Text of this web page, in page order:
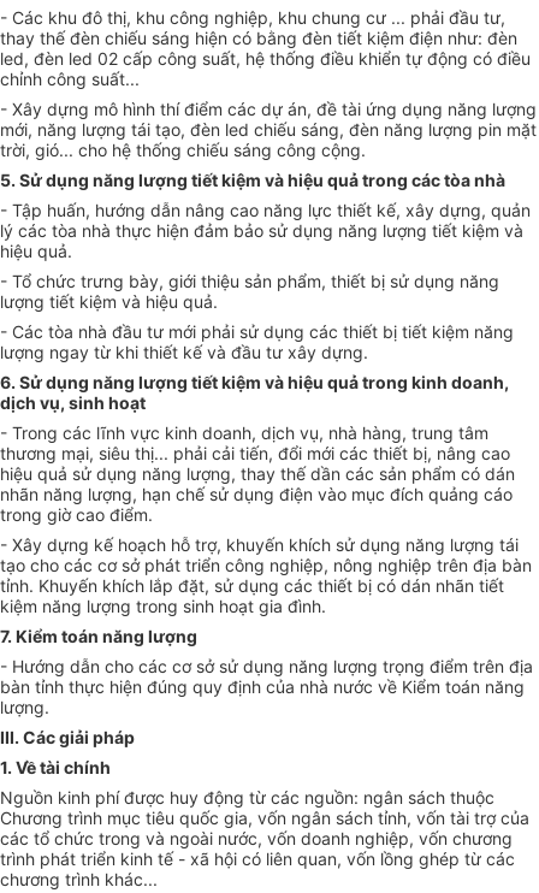
- Các khu đô thị, khu công nghiệp, khu chung cư ... phải đầu tư,
thay thế đèn chiếu sáng hiện có bằng đèn tiết kiệm điện như: đèn
led, đèn led 02 cấp công suất, hệ thống điều khiển tự động có điều
chỉnh công suất...
- Xây dựng mô hình thí điểm các dự án, đề tài ứng dụng năng lượng
mới, năng lượng tái tạo, đèn led chiếu sáng, đèn năng lượng pin mặt
trời, gió... cho hệ thống chiếu sáng công cộng.
5. Sử dụng năng lượng tiết kiệm và hiệu quả trong các tòa nhà
- Tập huấn, hướng dẫn nâng cao năng lực thiết kế, xây dựng, quản
lý các tòa nhà thực hiện đảm bảo sử dụng năng lượng tiết kiệm và
hiệu quả.
- Tổ chức trưng bày, giới thiệu sản phẩm, thiết bị sử dụng năng
lượng tiết kiệm và hiệu quả.
- Các tòa nhà đầu tư mới phải sử dụng các thiết bị tiết kiệm năng
lượng ngay từ khi thiết kế và đầu tư xây dựng.
6. Sử dụng năng lượng tiết kiệm và hiệu quả trong kinh doanh,
dịch vụ, sinh hoạt
- Trong các lĩnh vực kinh doanh, dịch vụ, nhà hàng, trung tâm
thương mại, siêu thị... phải cải tiến, đổi mới các thiết bị, nâng cao
hiệu quả sử dụng năng lượng, thay thế dần các sản phẩm có dán
nhãn năng lượng, hạn chế sử dụng điện vào mục đích quảng cáo
trong giờ cao điểm.
- Xây dựng kế hoạch hỗ trợ, khuyến khích sử dụng năng lượng tái
tạo cho các cơ sở phát triển công nghiệp, nông nghiệp trên địa bàn
tỉnh. Khuyến khích lắp đặt, sử dụng các thiết bị có dán nhãn tiết
kiệm năng lượng trong sinh hoạt gia đình.
7. Kiểm toán năng lượng
- Hướng dẫn cho các cơ sở sử dụng năng lượng trọng điểm trên địa
bàn tỉnh thực hiện đúng quy định của nhà nước về Kiểm toán năng
lượng.
III. Các giải pháp
1. Về tài chính
Nguồn kinh phí được huy động từ các nguồn: ngân sách thuộc
Chương trình mục tiêu quốc gia, vốn ngân sách tỉnh, vốn tài trợ của
các tổ chức trong và ngoài nước, vốn doanh nghiệp, vốn chương
trình phát triển kinh tế - xã hội có liên quan, vốn lồng ghép từ các
chương trình khác...